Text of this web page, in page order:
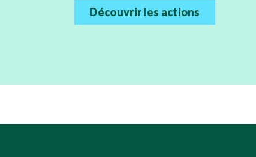
Découvrir les actions